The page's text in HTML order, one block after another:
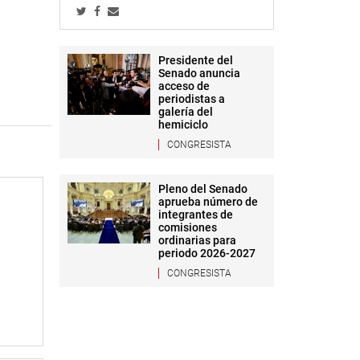
Presidente del
Senado anuncia
acceso de
periodistas a
galería del
hemiciclo
CONGRESISTA
Pleno del Senado
aprueba número de
integrantes de
comisiones
ordinarias para
periodo 2026-2027
CONGRESISTA